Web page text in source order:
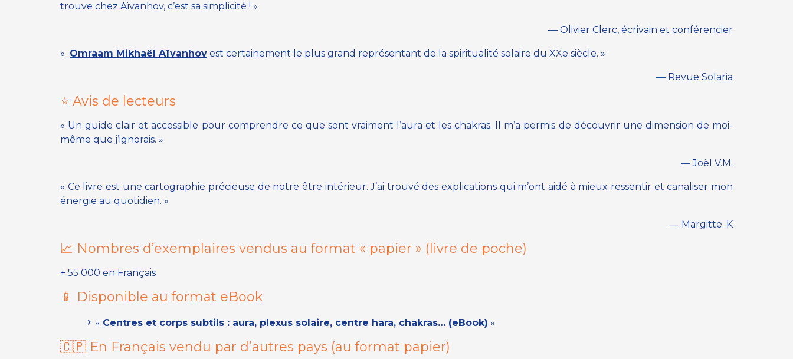
trouve chez Aïvanhov, c’est sa simplicité ! »
— Olivier Clerc, écrivain et conférencier
« Omraam Mikhaël Aïvanhov est certainement le plus grand représentant de la spiritualité solaire du XXe siècle. »
— Revue Solaria
⭐ Avis de lecteurs
« Un guide clair et accessible pour comprendre ce que sont vraiment l’aura et les chakras. Il m’a permis de découvrir une dimension de moi-
même que j’ignorais. »
— Joël V.M.
« Ce livre est une cartographie précieuse de notre être intérieur. J’ai trouvé des explications qui m’ont aidé à mieux ressentir et canaliser mon
énergie au quotidien. »
— Margitte. K
📈 Nombres d’exemplaires vendus au format « papier » (livre de poche)
+ 55 000 en Français
📱 Disponible au format eBook
« Centres et corps subtils : aura, plexus solaire, centre hara, chakras… (eBook) »
🇨🇵 En Français vendu par d’autres pays (au format papier)